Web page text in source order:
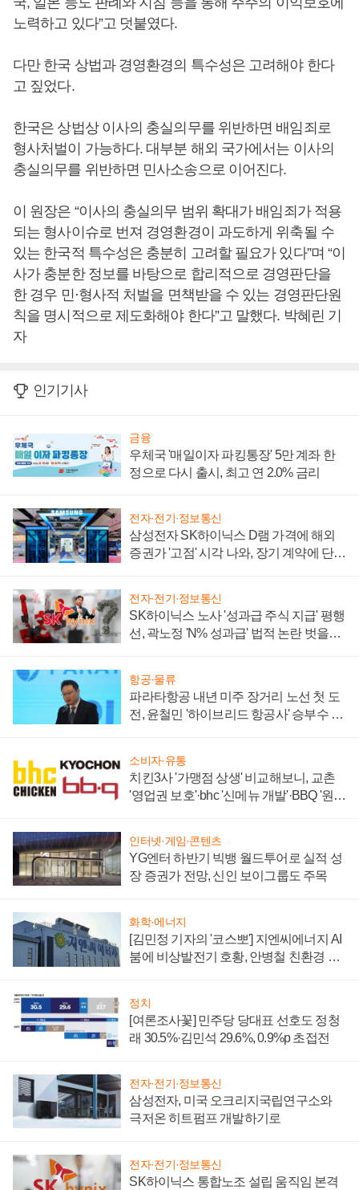
노력하고 있다”고 덧붙였다.
다만 한국 상법과 경영환경의 특수성은 고려해야 한다
고 짚었다.
한국은 상법상 이사의 충실의무를 위반하면 배임죄로
형사처벌이 가능하다. 대부분 해외 국가에서는 이사의
충실의무를 위반하면 민사소송으로 이어진다.
이 원장은 “이사의 충실의무 범위 확대가 배임죄가 적용
되는 형사이슈로 번져 경영환경이 과도하게 위축될 수
있는 한국적 특수성은 충분히 고려할 필요가 있다”며 “이
사가 충분한 정보를 바탕으로 합리적으로 경영판단을
한 경우 민·형사적 처벌을 면책받을 수 있는 경영판단원
칙을 명시적으로 제도화해야 한다”고 말했다. 박혜린 기
자
인기기사
금융
우체국 '매일이자 파킹통장' 5만 계좌 한
정으로 다시 출시, 최고 연 2.0% 금리
전자·전기·정보통신
삼성전자 SK하이닉스 D램 가격에 해외
증권가 '고점' 시각 나와, 장기 계약에 단점
전자·전기·정보통신
SK하이닉스 노사 '성과급 주식 지급' 평행
선, 곽노정 'N% 성과급' 법적 논란 벗을지
항공·물류
파라타항공 내년 미주 장거리 노선 첫 도
전, 윤철민 '하이브리드 항공사' 승부수 통
소비자·유통
치킨3사 '가맹점 상생' 비교해보니, 교촌
'영업권 보호'·bhc '신메뉴 개발'·BBQ '원가
인터넷·게임·콘텐츠
YG엔터 하반기 빅뱅 월드투어로 실적 성
장 증권가 전망, 신인 보이그룹도 주목
화학·에너지
[김민정 기자의 '코스뽀'] 지엔씨에너지 AI
붐에 비상발전기 호황, 안병철 친환경 에
정치
[여론조사꽃] 민주당 당대표 선호도 정청
래 30.5%·김민석 29.6%, 0.9%p 초접전
전자·전기·정보통신
삼성전자, 미국 오크리지국립연구소와
극저온 히트펌프 개발하기로
전자·전기·정보통신
SK하이닉스 통합노조 설립 움직임 본격